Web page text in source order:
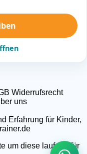
Widerrufsrecht
uns
Erfahrung für Kinder,
um diese laufend für